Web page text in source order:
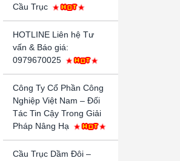
Cầu Trục
HOTLINE Liên hệ Tư
vấn & Báo giá:
0979670025
Công Ty Cổ Phần Công
Nghiệp Việt Nam – Đối
Tác Tin Cậy Trong Giải
Pháp Nâng Hạ
Cầu Trục Dầm Đôi –